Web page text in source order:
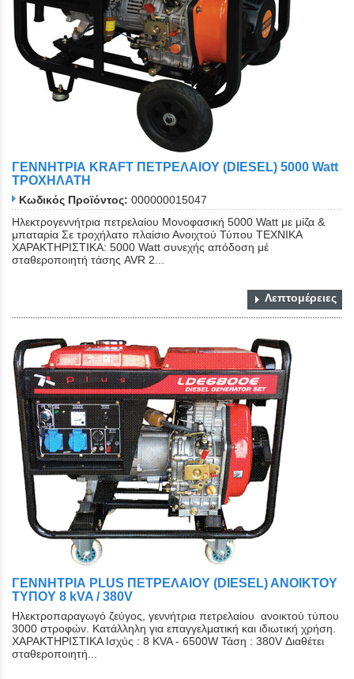
ΓΕΝΝΗΤΡΙΑ KRAFT ΠΕΤΡΕΛΑΙΟΥ (DIESEL) 5000 Watt
ΤΡΟΧΗΛΑΤΗ
Κωδικός Προϊόντος: 000000015047
Ηλεκτρογεννήτρια πετρελαίου Μονοφασική 5000 Watt με μίζα &
μπαταρία Σε τροχήλατο πλαίσιο Ανοιχτού Τύπου ΤΕΧΝΙΚΑ
ΧΑΡΑΚΤΗΡΙΣΤΙΚΑ: 5000 Watt συνεχής απόδοση μέ
σταθεροποιητή τάσης AVR 2...
Λεπτομέρειες
ΓΕΝΝΗΤΡΙΑ PLUS ΠΕΤΡΕΛΑΙΟΥ (DIESEL) ΑΝΟΙΚΤΟY
ΤYΠΟY 8 kVA / 380V
Ηλεκτροπαραγωγό ζεύγος, γεννήτρια πετρελαίου ανοικτού τύπου
3000 στροφών. Κατάλληλη για επαγγελματική και ιδιωτική χρήση.
ΧΑΡΑΚΤΗΡΙΣΤΙΚΑ Ισχύς : 8 KVA - 6500W Τάση : 380V Διαθέτει
σταθεροποιητή...